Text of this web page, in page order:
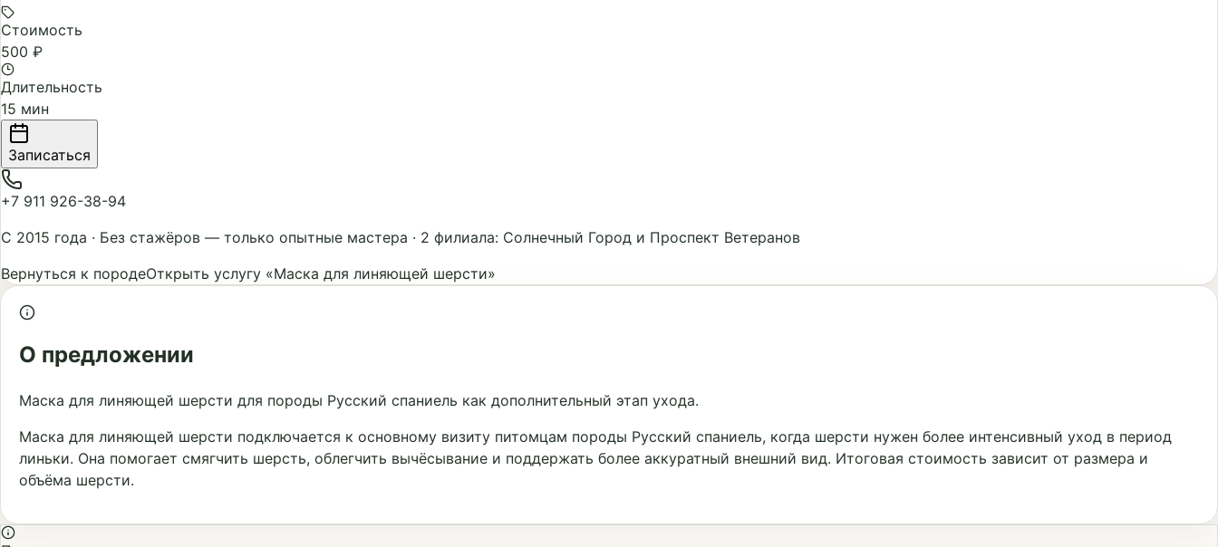
Стоимость
500 ₽
Длительность
15 мин
Записаться
+7 911 926-38-94
С 2015 года · Без стажёров — только опытные мастера · 2 филиала: Солнечный Город и Проспект Ветеранов
Вернуться к породеОткрыть услугу «Маска для линяющей шерсти»
О предложении
Маска для линяющей шерсти для породы Русский спаниель как дополнительный этап ухода.
Маска для линяющей шерсти подключается к основному визиту питомцам породы Русский спаниель, когда шерсти нужен более интенсивный уход в период
линьки. Она помогает смягчить шерсть, облегчить вычёсывание и поддержать более аккуратный внешний вид. Итоговая стоимость зависит от размера и
объёма шерсти.